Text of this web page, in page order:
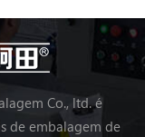
Co., ltd. é
de embalagem de